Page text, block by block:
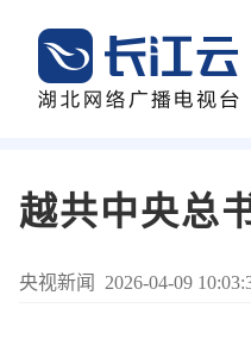
越共中央总
央视新闻 2026-04-09